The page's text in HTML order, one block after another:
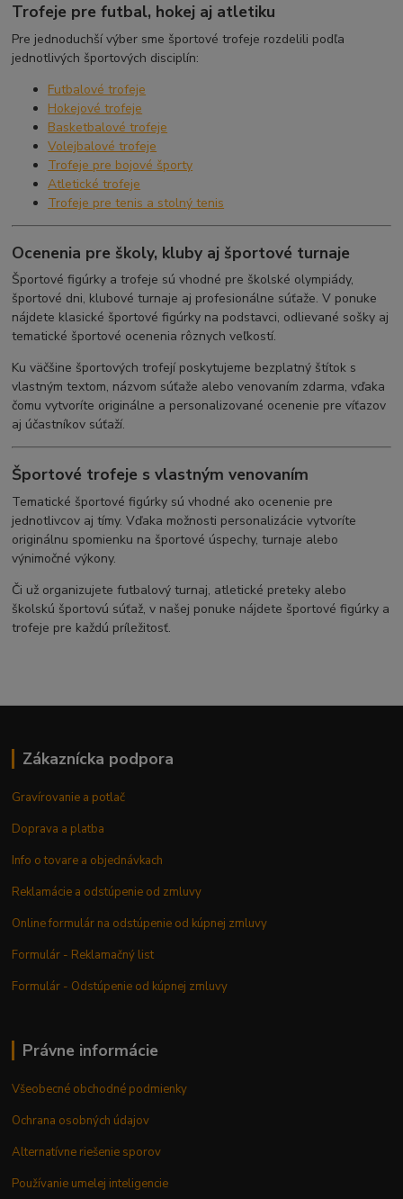
Trofeje pre futbal, hokej aj atletiku
Pre jednoduchší výber sme športové trofeje rozdelili podľa
jednotlivých športových disciplín:
Futbalové trofeje
Hokejové trofeje
Basketbalové trofeje
Volejbalové trofeje
Trofeje pre bojové športy
Atletické trofeje
Trofeje pre tenis a stolný tenis
Ocenenia pre školy, kluby aj športové turnaje
Športové figúrky a trofeje sú vhodné pre školské olympiády,
športové dni, klubové turnaje aj profesionálne súťaže. V ponuke
nájdete klasické športové figúrky na podstavci, odlievané sošky aj
tematické športové ocenenia rôznych veľkostí.
Ku väčšine športových trofejí poskytujeme bezplatný štítok s
vlastným textom, názvom súťaže alebo venovaním zdarma, vďaka
čomu vytvoríte originálne a personalizované ocenenie pre víťazov
aj účastníkov súťaží.
Športové trofeje s vlastným venovaním
Tematické športové figúrky sú vhodné ako ocenenie pre
jednotlivcov aj tímy. Vďaka možnosti personalizácie vytvoríte
originálnu spomienku na športové úspechy, turnaje alebo
výnimočné výkony.
Či už organizujete futbalový turnaj, atletické preteky alebo
školskú športovú súťaž, v našej ponuke nájdete športové figúrky a
trofeje pre každú príležitosť.
Zákaznícka podpora
Gravírovanie a potlač
Doprava a platba
Info o tovare a objednávkach
Reklamácie a odstúpenie od zmluvy
Online formulár na odstúpenie od kúpnej zmluvy
Formulár - Reklamačný list
Formulár - Odstúpenie od kúpnej zmluvy
Právne informácie
Všeobecné obchodné podmienky
Ochrana osobných údajov
Alternatívne riešenie sporov
Používanie umelej inteligencie